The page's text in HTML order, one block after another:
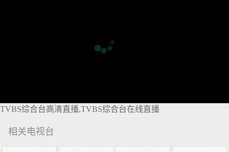
TVBS综合台高清直播,TVBS综合台在线直播
相关电视台